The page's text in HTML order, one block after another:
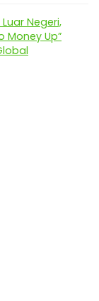
Negeri,
Money Up”